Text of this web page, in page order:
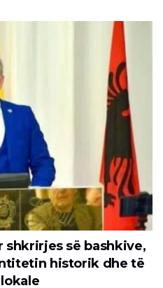
shkrirjes së bashkive,
historik dhe të